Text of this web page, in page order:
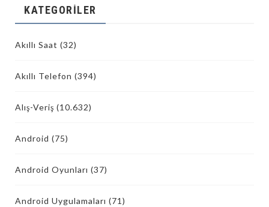
KATEGORILER
Akıllı Saat (32)
Akıllı Telefon (394)
Alış-Veriş (10.632)
Android (75)
Android Oyunları (37)
Android Uygulamaları (71)